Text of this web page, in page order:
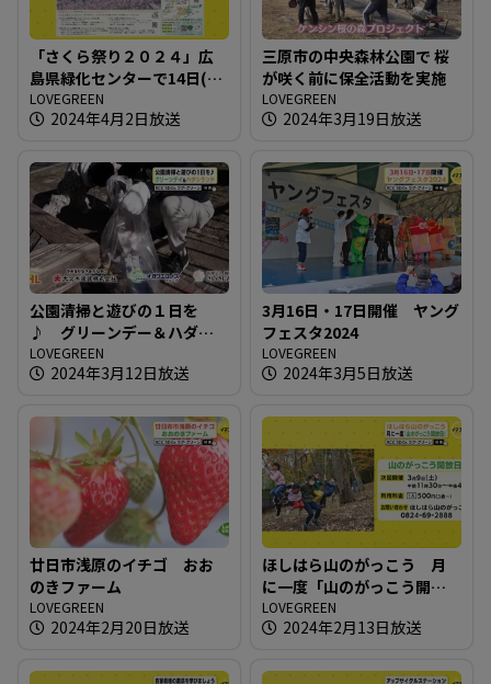
「さくら祭り２０２４」広
島県緑化センターで14日(日)
まで
LOVEGREEN
2024年4月2日放送
三原市の中央森林公園で 桜
が咲く前に保全活動を実施
LOVEGREEN
2024年3月19日放送
公園清掃と遊びの１日を
♪ グリーンデー＆ハダシ
ランド
LOVEGREEN
2024年3月12日放送
3月16日・17日開催 ヤング
フェスタ2024
LOVEGREEN
2024年3月5日放送
廿日市浅原のイチゴ おお
のきファーム
LOVEGREEN
2024年2月20日放送
ほしはら山のがっこう 月
に一度「山のがっこう開放
日」
LOVEGREEN
2024年2月13日放送